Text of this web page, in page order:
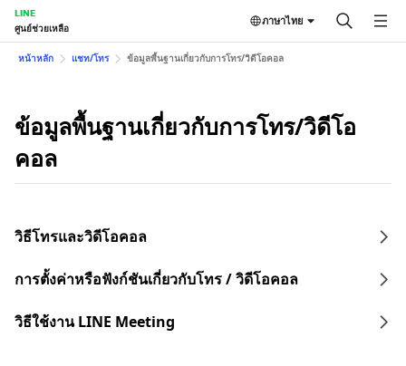
LINE
ศูนย์ช่วยเหลือ
ภาษาไทย
หน้าหลัก แชท/โทร ข้อมูลพื้นฐานเกี่ยวกับการโทร/วิดีโอคอล
ข้อมูลพื้นฐานเกี่ยวกับการโทร/วิดีโอ
คอล
วิธีโทรและวิดีโอคอล
การตั้งค่าหรือฟังก์ชันเกี่ยวกับโทร / วิดีโอคอล
วิธีใช้งาน LINE Meeting